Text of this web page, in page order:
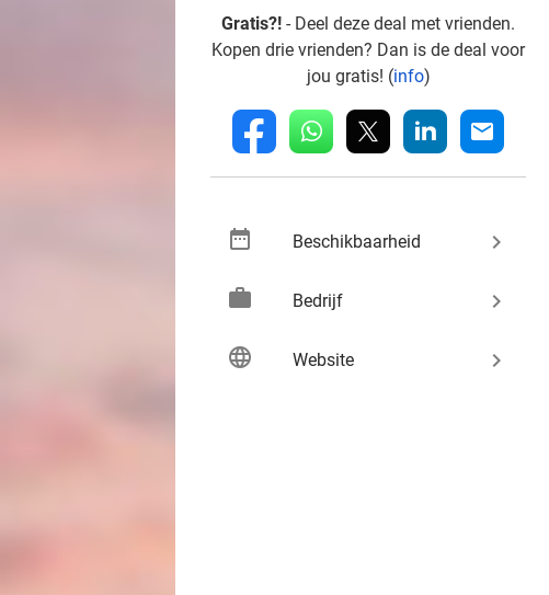
Gratis?! - Deel deze deal met vrienden.
Kopen drie vrienden? Dan is de deal voor
jou gratis! (info)
fb whatsapp linkedin mail
date_range Beschikbaarheid keyboard_arrow_right
work Bedrijf keyboard_arrow_right
language Website keyboard_arrow_right